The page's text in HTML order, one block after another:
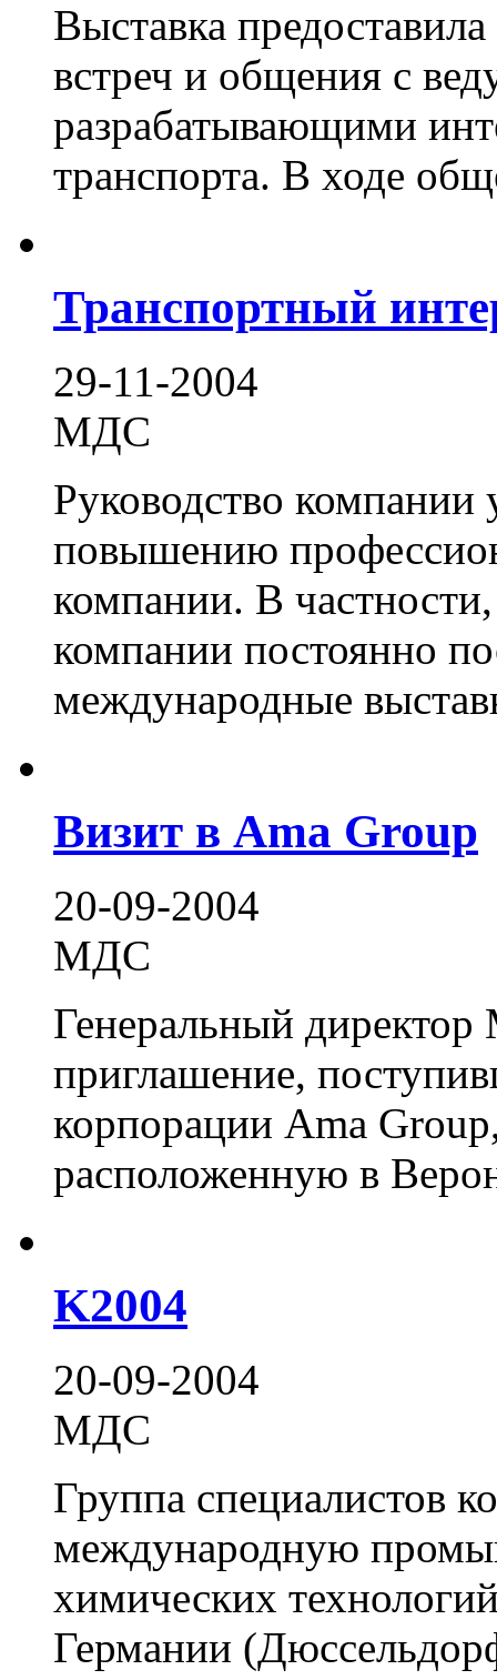
Выставка
встреч и общения с
разрабатывающими
транспорта. В ходе
Транспортный
29-11-2004
МДС
Руководство компании
повышению
компании. В
компании постоянно
международные
Визит в Ama Group
20-09-2004
МДС
Генеральный
приглашение,
корпорации Ama
расположенную в
K2004
20-09-2004
МДС
Группа специалистов
международную
химических
Германии